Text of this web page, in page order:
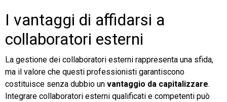
I vantaggi di affidarsi a
collaboratori esterni
La gestione dei collaboratori esterni rappresenta una sfida,
ma il valore che questi professionisti garantiscono
costituisce senza dubbio un vantaggio da capitalizzare.
Integrare collaboratori esterni qualificati e competenti può